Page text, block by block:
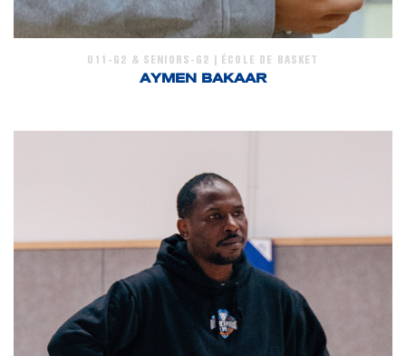
U11-G2 & SENIORS-G2 | ÉCOLE DE BASKET
AYMEN BAKAAR